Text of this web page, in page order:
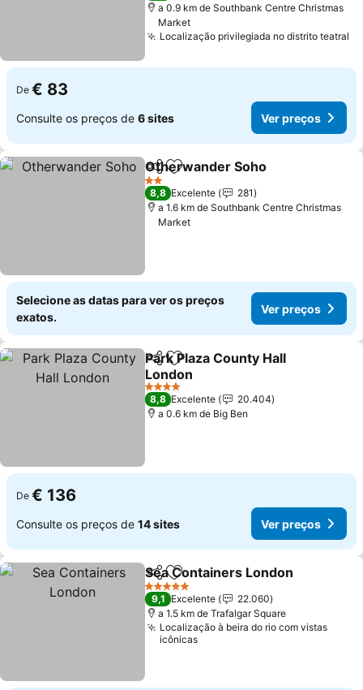
a 0.9 km de Southbank Centre Christmas
Market
Localização privilegiada no distrito teatral
De € 83
Consulte os preços de 6 sites Ver preços
PartilharAdicionar aos favoritos
Otherwander Soho
2 Estrelas
8,8 Excelente
281
a 1.6 km de Southbank Centre Christmas
Market
Selecione as datas para ver os preços
exatos.
Ver preços
PartilharAdicionar aos favoritos
Park Plaza County Hall
London
Ver preços
4 Estrelas
8,8 Excelente
20.404
a 0.6 km de Big Ben
De € 136
Consulte os preços de 14 sites Ver preços
PartilharAdicionar aos favoritos
Sea Containers London
5 Estrelas
9,1 Excelente
22.060
a 1.5 km de Trafalgar Square
Localização à beira do rio com vistas
icônicas